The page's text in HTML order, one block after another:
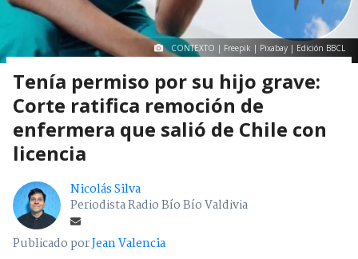
CONTEXTO | Freepik | Pixabay | Edición BBCL
Tenía permiso por su hijo grave:
Corte ratifica remoción de
enfermera que salió de Chile con
licencia
Nicolás Silva
Periodista Radio Bío Bío Valdivia
Publicado porJean Valencia